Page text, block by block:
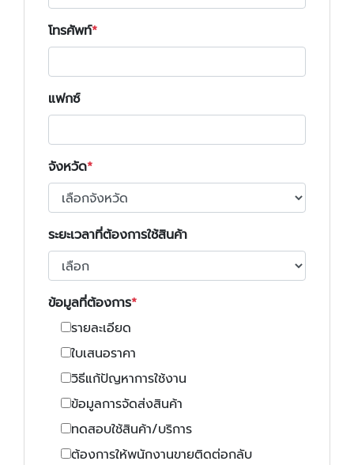
โทรศัพท์
แฟกซ์
จังหวัด
ระยะเวลาที่ต้องการใช้สินค้า
ข้อมูลที่ต้องการ
รายละเอียด
ใบเสนอราคา
วิธีแก้ปัญหาการใช้งาน
ข้อมูลการจัดส่งสินค้า
ทดสอบใช้สินค้า/บริการ
ต้องการให้พนักงานขายติดต่อกลับ